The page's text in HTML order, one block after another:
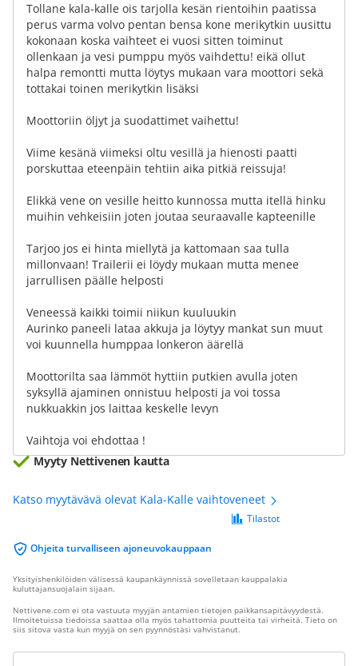
Tollane kala-kalle ois tarjolla kesän rientoihin paatissa
perus varma volvo pentan bensa kone merikytkin uusittu
kokonaan koska vaihteet ei vuosi sitten toiminut
ollenkaan ja vesi pumppu myös vaihdettu! eikä ollut
halpa remontti mutta löytys mukaan vara moottori sekä
tottakai toinen merikytkin lisäksi
Moottoriin öljyt ja suodattimet vaihettu!
Viime kesänä viimeksi oltu vesillä ja hienosti paatti
porskuttaa eteenpäin tehtiin aika pitkiä reissuja!
Elikkä vene on vesille heitto kunnossa mutta itellä hinku
muihin vehkeisiin joten joutaa seuraavalle kapteenille
Tarjoo jos ei hinta miellytä ja kattomaan saa tulla
millonvaan! Trailerii ei löydy mukaan mutta menee
jarrullisen päälle helposti
Veneessä kaikki toimii niikun kuuluukin
Aurinko paneeli lataa akkuja ja löytyy mankat sun muut
voi kuunnella humppaa lonkeron äärellä
Moottorilta saa lämmöt hyttiin putkien avulla joten
syksyllä ajaminen onnistuu helposti ja voi tossa
nukkuakkin jos laittaa keskelle levyn
Vaihtoja voi ehdottaa !
Myyty Nettivenen kautta
Katso myytävävä olevat Kala-Kalle vaihtoveneet
Ohjeita turvalliseen ajoneuvokauppaan
Tilastot
Yksityishenkilöiden välisessä kaupankäynnissä sovelletaan kauppalakia
kuluttajansuojalain sijaan.
Nettivene.com ei ota vastuuta myyjän antamien tietojen paikkansapitävyydestä.
Ilmoitetuissa tiedoissa saattaa olla myös tahattomia puutteita tai virheitä. Tieto on
siis sitova vasta kun myyjä on sen pyynnöstäsi vahvistanut.